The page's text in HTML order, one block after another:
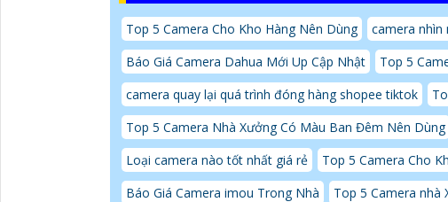
Top 5 Camera Cho Kho Hàng Nên Dùng
camera nhìn
Báo Giá Camera Dahua Mới Up Cập Nhật
Top 5
camera quay lại quá trình đóng hàng shopee tiktok
Top 5 Camera Nhà Xưởng Có Màu Ban Đêm Nên Dùng
Loại camera nào tốt nhất giá rẻ
Top 5 Camera Cho
Báo Giá Camera imou Trong Nhà
Top 5 Camera nhà